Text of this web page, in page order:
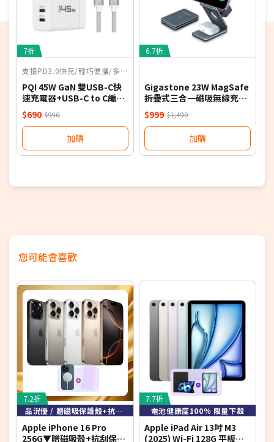
支援NRCA
支援100MHz全台最大5G黃金頻寬，釋放滿分5G體驗
7折
支援PD3.0快充/輕巧便攜/多重安全保護機制
PQI 45W GaN 雙USB-C快
速充電器+USB-C to C編織
線組合包-白
$690 $990
加購
6.7折
Gigastone 23W MagSafe
折疊式三合一磁吸無線充電
座-深灰
$999 $1,499
加購
您可能會喜歡
7.2折
品況優 / 贈磁吸保護殼+抗刮螢保貼
Apple iPhone 16 Pro
256G▼贈磁吸殼+抗刮保貼
7.7折
電池健康度100％ 限量下殺
Apple iPad Air 13吋 M3
(2025) Wi-Fi 128G 平板電